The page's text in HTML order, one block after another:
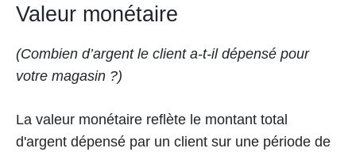
Valeur monétaire
(Combien d’argent le client a-t-il dépensé pour
votre magasin ?)
La valeur monétaire reflète le montant total
d'argent dépensé par un client sur une période de